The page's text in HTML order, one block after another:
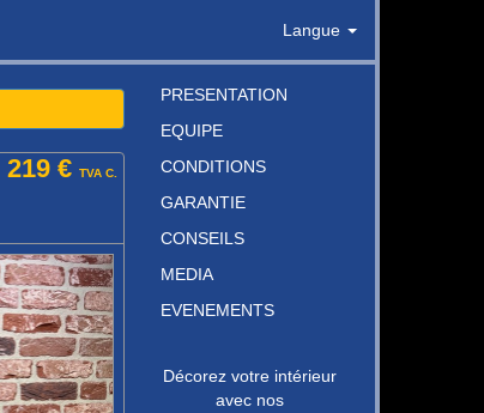
Langue
219 € TVA C.
PRESENTATION
EQUIPE
CONDITIONS
GARANTIE
CONSEILS
MEDIA
EVENEMENTS
Décorez votre intérieur
avec nos